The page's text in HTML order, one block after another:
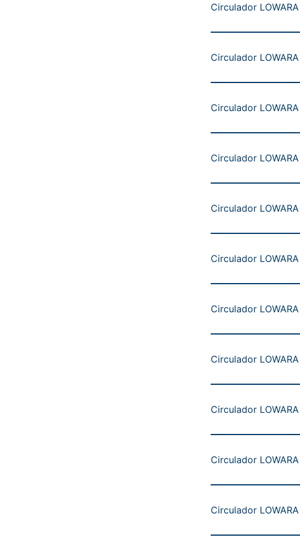
Circulador
Circulador
Circulador
Circulador
Circulador
Circulador
Circulador
Circulador
Circulador
Circulador
Circulador